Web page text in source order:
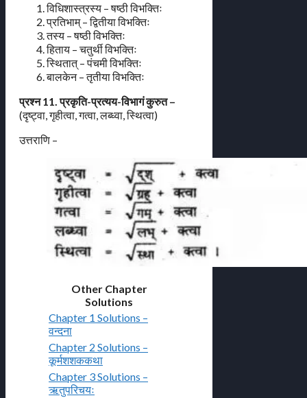
विधिशास्त्रस्य – षष्ठी विभक्तिः
प्रतिभाम् – द्वितीया विभक्तिः
तस्य – षष्ठी विभक्तिः
हिताय – चतुर्थी विभक्तिः
स्थितात् – पंचमी विभक्तिः
बालकेन – तृतीया विभक्तिः
प्रश्न 11. प्रकृति-प्रत्यय-विभागं कुरुत –
(दृष्ट्वा, गृहीत्वा, गत्वा, लब्ध्वा, स्थित्वा)
उत्तराणि –
Other Chapter
Solutions
Chapter 1 Solutions –
वन्दना
Chapter 2 Solutions –
कूर्मशशककथा
Chapter 3 Solutions –
ऋतुपरिचयः